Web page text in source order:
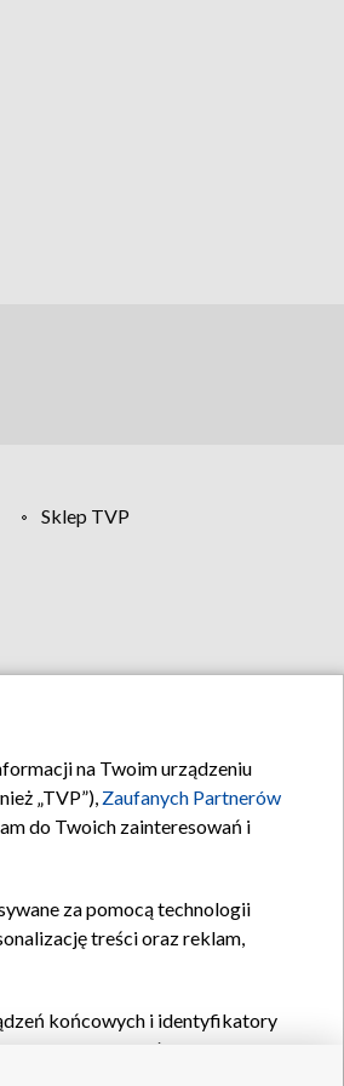
Sklep TVP
na Twoim urządzeniu
„TVP”), Zaufanych Partnerów
do Twoich zainteresowań i
za pomocą technologii
treści oraz reklam,
końcowych i identyfikatory
oraz pozostałych
wyboru spersonalizowanych